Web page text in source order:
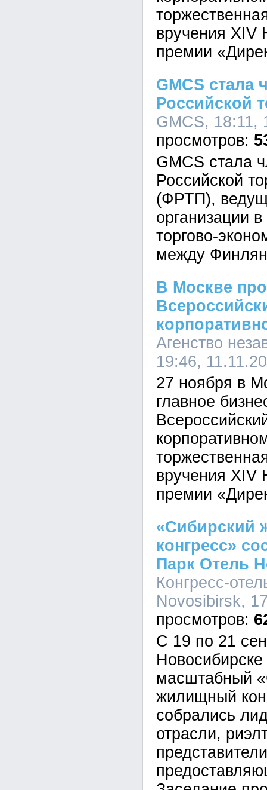
вручения XIV
премии
GMCS стала
Российской
GMCS, 18:11,
GMCS стала
Российской
(ФРТП),
организации
торгово-
между
В Москве
Агенство
19:46,
27 ноября в
главное
вручения XIV
премии
«Сибирский
конгресс»
Парк Отель
Конгресс-
Novosibirsk,
С 19 по 21
масштабный
жилищный
собрались
отрасли,